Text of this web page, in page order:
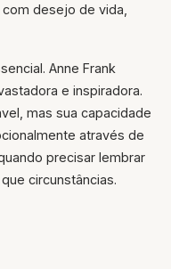
desejo de vida,
Anne Frank
e inspiradora.
mas sua capacidade
através de
precisar lembrar
circunstâncias.